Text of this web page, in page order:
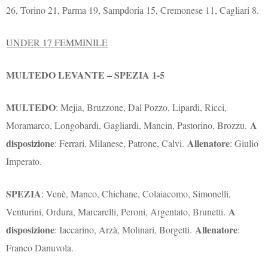
26, Torino 21, Parma 19, Sampdoria 15, Cremonese 11, Cagliari 8.
UNDER 17 FEMMINILE
MULTEDO LEVANTE – SPEZIA 1-5
MULTEDO: Mejia, Bruzzone, Dal Pozzo, Lipardi, Ricci,
Moramarco, Longobardi, Gagliardi, Mancin, Pastorino, Brozzu.A
disposizione: Ferrari, Milanese, Patrone, Calvi.Allenatore: Giulio
Imperato.
SPEZIA: Venè, Manco, Chichane, Colaiacomo, Simonelli,
Venturini, Ordura, Marcarelli, Peroni, Argentato, Brunetti.A
disposizione: Iaccarino, Arzà, Molinari, Borgetti.Allenatore:
Franco Danuvola.